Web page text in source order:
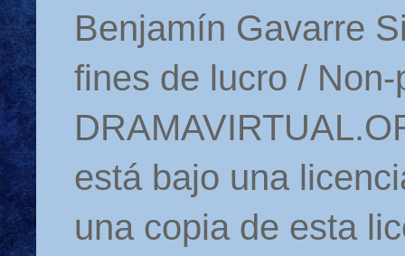
Benjamín Gavarre
fines de lucro /
está bajo una
una copia de esta